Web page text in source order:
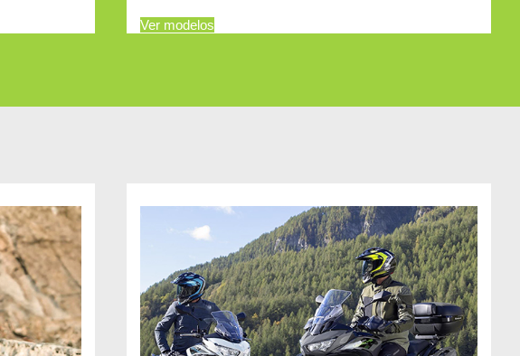
Ver modelos